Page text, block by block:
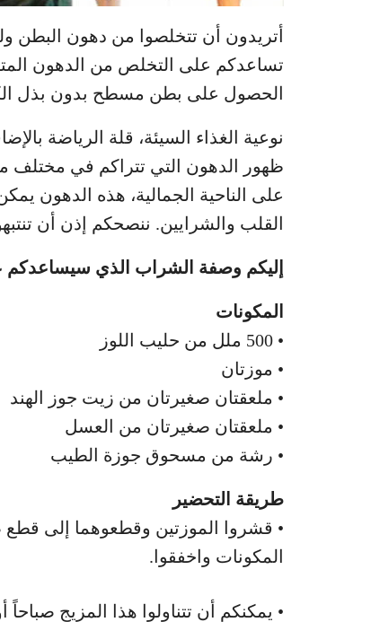
أتريدون أن تتخلصوا من دهون البطن
تساعدكم على التخلص من الدهون
الحصول على بطن مسطح بدون بذل
نوعية الغذاء السيئة، قلة الرياضة
ظهور الدهون التي تتراكم في مختلف
على الناحية الجمالية، هذه
القلب والشرايين. ننصحكم إذن أن
إليكم وصفة الشراب الذي سيساعدكم
المكونات
• 500 ملل من حليب اللوز
• موزتان
• ملعقتان صغيرتان من زيت جوز الهند
• ملعقتان صغيرتان من العسل
• رشة من مسحوق جوزة الطيب
طريقة التحضير
• قشروا الموزتين وقطعوهما إلى
المكونات واخفقوا.
• يمكنكم أن تتناولوا هذا المزيج